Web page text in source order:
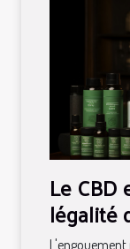
Le
légalité
L'engouement